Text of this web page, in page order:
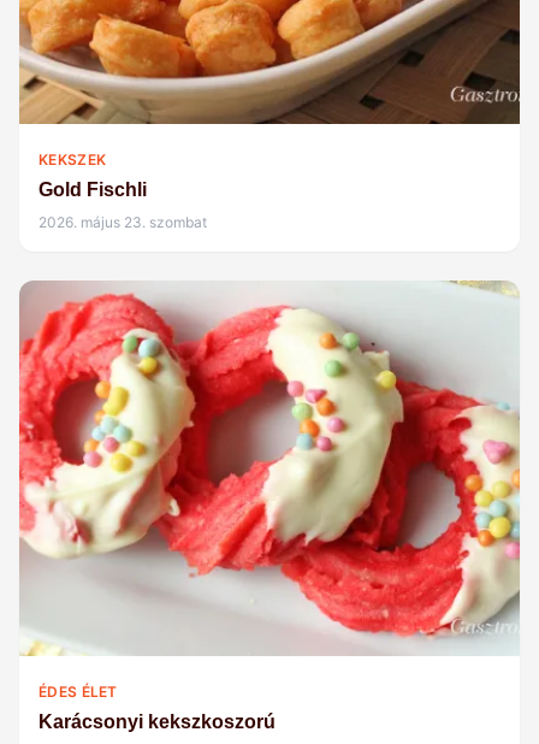
KEKSZEK
Gold Fischli
2026. május 23. szombat
ÉDES ÉLET
Karácsonyi kekszkoszorú